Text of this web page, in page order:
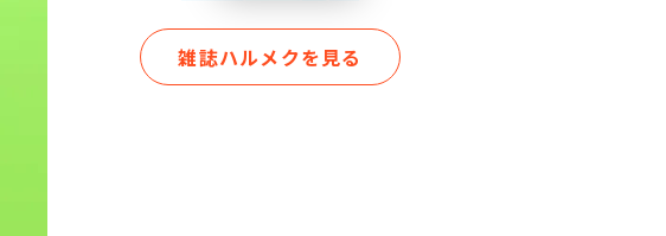
雑誌ハルメクを見る